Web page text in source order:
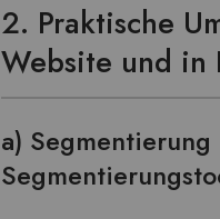
2. Praktische
Website und in
a)